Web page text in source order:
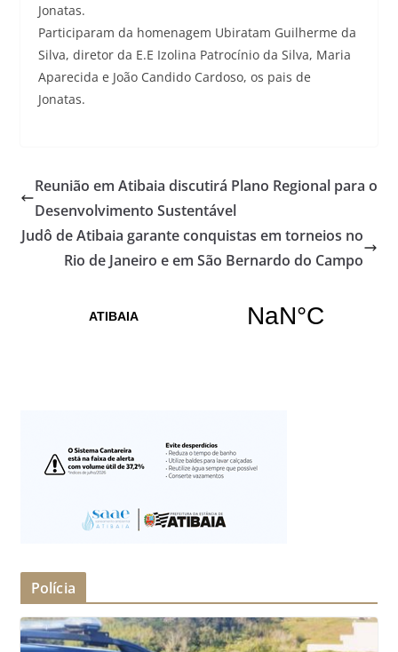
Jonatas.
Participaram da homenagem Ubiratam Guilherme da
Silva, diretor da E.E Izolina Patrocínio da Silva, Maria
Aparecida e João Candido Cardoso, os pais de
Jonatas.
Reunião em Atibaia discutirá Plano Regional para o
Desenvolvimento Sustentável
Judô de Atibaia garante conquistas em torneios no
Rio de Janeiro e em São Bernardo do Campo
Polícia